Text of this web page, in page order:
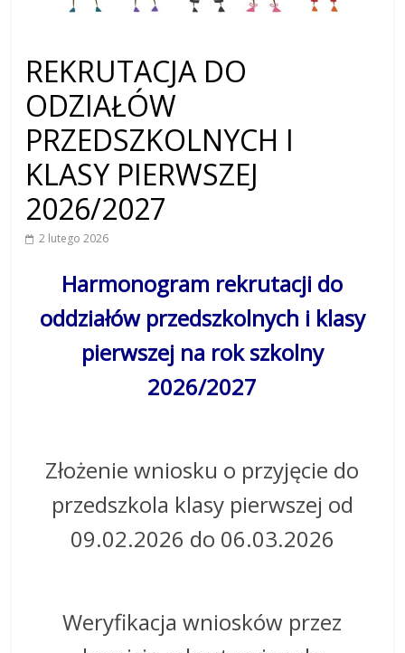
REKRUTACJA DO
ODZIAŁÓW
PRZEDSZKOLNYCH I
KLASY PIERWSZEJ
2026/2027
2 lutego 2026
Harmonogram rekrutacji do
oddziałów przedszkolnych i klasy
pierwszej na rok szkolny
2026/2027
Złożenie wniosku o przyjęcie do
przedszkola klasy pierwszej od
09.02.2026 do 06.03.2026
Weryfikacja wniosków przez